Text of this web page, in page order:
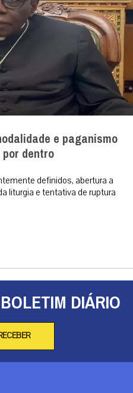
e paganismo
dentro
definidos, abertura a
liturgia e tentativa de ruptura
DIÁRIO